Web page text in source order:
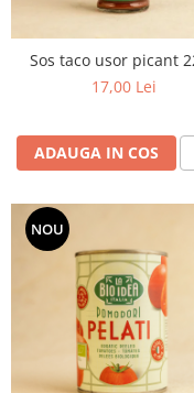
Sos taco usor picant
17,00 Lei
ADAUGA IN COS
NOU